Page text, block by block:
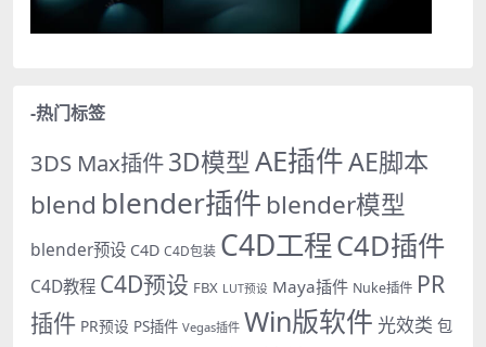
-热门标签
3DS Max插件3D模型AE插件AE脚本
blend blender插件 blender模型
blender预设 C4D C4D包装 C4D工程C4D插件
C4D教程 C4D预设 FBX LUT预设 Maya插件 Nuke插件 PR
插件 PR预设 PS插件 Vegas插件 Win版软件 光效类 包